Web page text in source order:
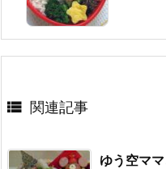
 関連記事
ゆう空マ